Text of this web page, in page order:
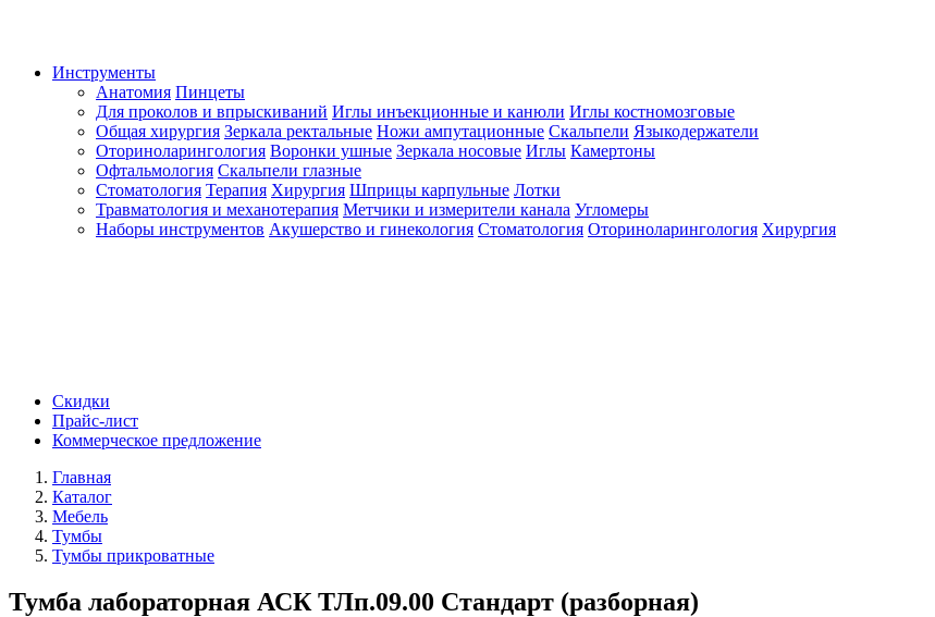
Инструменты
Анатомия Пинцеты
Для проколов и впрыскиваний Иглы инъекционные и канюли Иглы костномозговые
Общая хирургия Зеркала ректальные Ножи ампутационные Скальпели Языкодержатели
Оториноларингология Воронки ушные Зеркала носовые Иглы Камертоны
Офтальмология Скальпели глазные
Стоматология Терапия Хирургия Шприцы карпульные Лотки
Травматология и механотерапия Метчики и измерители канала Угломеры
Наборы инструментов Акушерство и гинекология Стоматология Оториноларингология Хирургия
Скидки
Прайс-лист
Коммерческое предложение
Главная
Каталог
Мебель
Тумбы
Тумбы прикроватные
Тумба лабораторная АСК ТЛп.09.00 Стандарт (разборная)